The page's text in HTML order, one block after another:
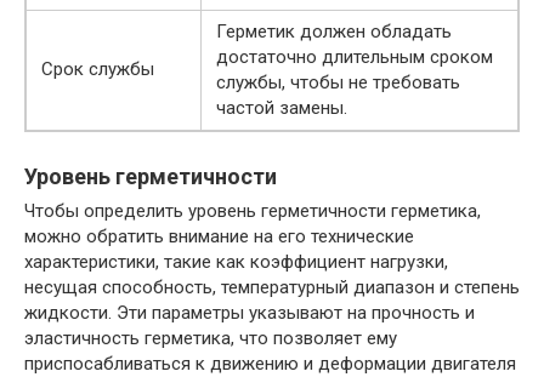
Срок службы
Герметик должен обладать
достаточно длительным сроком
службы, чтобы не требовать
частой замены.
Уровень герметичности
Чтобы определить уровень герметичности герметика,
можно обратить внимание на его технические
характеристики, такие как коэффициент нагрузки,
несущая способность, температурный диапазон и степень
жидкости. Эти параметры указывают на прочность и
эластичность герметика, что позволяет ему
приспосабливаться к движению и деформации двигателя